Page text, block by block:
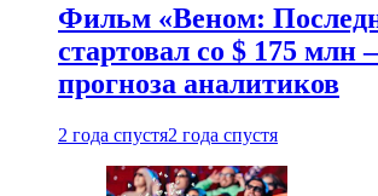
Фильм «Веном:
стартовал со $ 175
прогноза аналитиков
2 года спустя2 года спустя